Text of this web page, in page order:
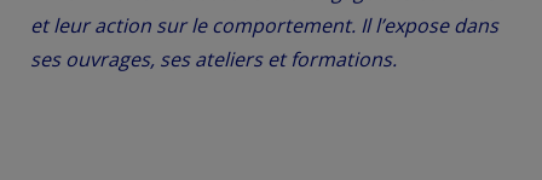
et leur action sur le comportement. Il l’expose dans
ses ouvrages, ses ateliers et formations.